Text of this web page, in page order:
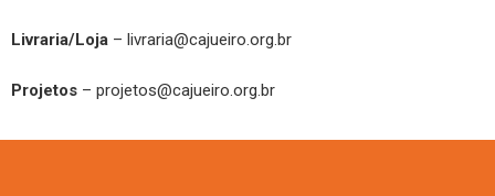
Livraria/Loja – livraria@cajueiro.org.br
Projetos – projetos@cajueiro.org.br